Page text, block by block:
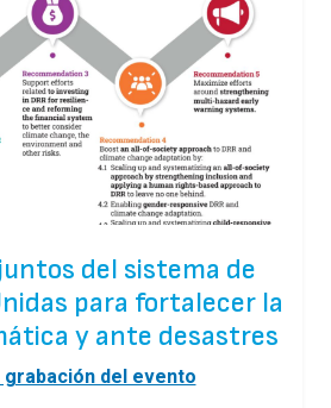
del sistema de
para fortalecer la
y ante desastres
grabación del evento